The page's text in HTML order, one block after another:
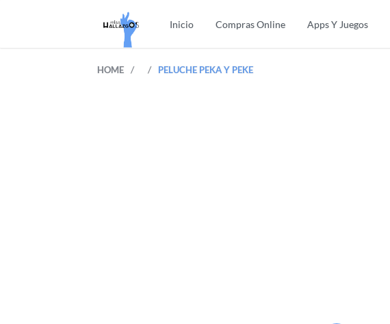
Inicio Compras Online Apps Y Juegos
HOME / / PELUCHE PEKA Y PEKE